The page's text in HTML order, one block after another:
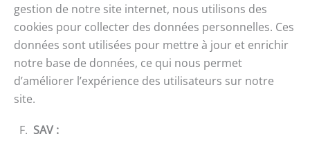
gestion de notre site internet, nous utilisons des
cookies pour collecter des données personnelles. Ces
données sont utilisées pour mettre à jour et enrichir
notre base de données, ce qui nous permet
d’améliorer l’expérience des utilisateurs sur notre
site.
F. SAV :